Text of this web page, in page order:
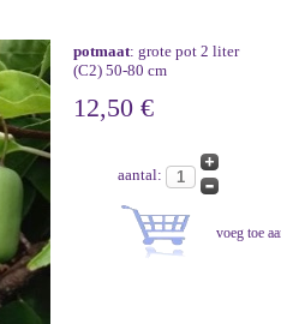
potmaat: grote pot 2 liter
(C2) 50-80 cm
12,50 €
aantal: